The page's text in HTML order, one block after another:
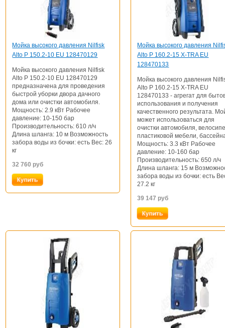
Мойка высокого давления Nilfisk
Alto P 150.2-10 EU 128470129
Мойка высокого давления Nilfisk
Alto P 150.2-10 EU 128470129
предназначена для проведения
быстрой уборки двора дачного
дома или очистки автомобиля.
Мощность: 2.9 кВт Рабочее
давление: 10-150 бар
Производительность: 610 л/ч
Длина шланга: 10 м Возможность
забора воды из бочки: есть Вес: 26
кг
32 760 руб
Мойка высокого давления
Alto P 160.2-15 X-TRA EU
128470133
Мойка высокого давления
Alto P 160.2-15 X-TRA EU
128470133 - агрегат для
использования и получения
качественного результата.
может использоваться для
очистки автомобиля,
пластиковой мебели,
Мощность: 3.3 кВт Рабочее
давление: 10-160 бар
Производительность: 650 л/ч
Длина шланга: 15 м
забора воды из бочки: есть
27.2 кг
39 147 руб